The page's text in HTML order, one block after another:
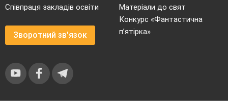
Співпраця закладів освіти
Зворотний зв'язок
Матеріали до свят
Конкурс «Фантастична
п’ятірка»